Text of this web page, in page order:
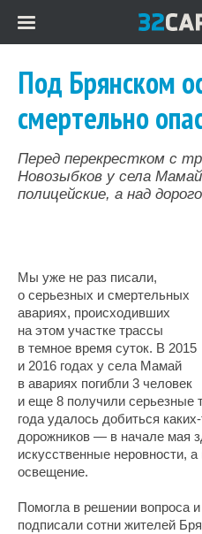
Под Брянском
смертельно
Перед перекрестком с
Новозыбков у села
полицейские, а над
Мы уже не раз писали,
о серьезных и смертельных
авариях, происходивших
на этом участке трассы
в темное время суток. В 2015
и 2016 годах у села Мамай
в авариях погибли 3 человек
и еще 8 получили серьезные
года удалось добиться
дорожников — в начале мая
искусственные неровности, а
освещение.
Помогла в решении вопроса
подписали сотни жителей